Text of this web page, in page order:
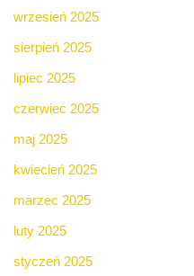
wrzesień 2025
sierpień 2025
lipiec 2025
czerwiec 2025
maj 2025
kwiecień 2025
marzec 2025
luty 2025
styczeń 2025